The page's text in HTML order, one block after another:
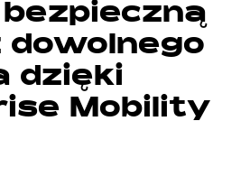
dowolnego
dzięki
Mobility